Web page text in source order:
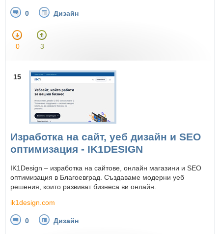
0 Дизайн
0 3
15
Изработка на сайт, уеб дизайн и SEO
оптимизация - IK1DESIGN
IK1Design – изработка на сайтове, онлайн магазини и SEO
оптимизация в Благоевград. Създаваме модерни уеб
решения, които развиват бизнеса ви онлайн.
ik1design.com
0 Дизайн